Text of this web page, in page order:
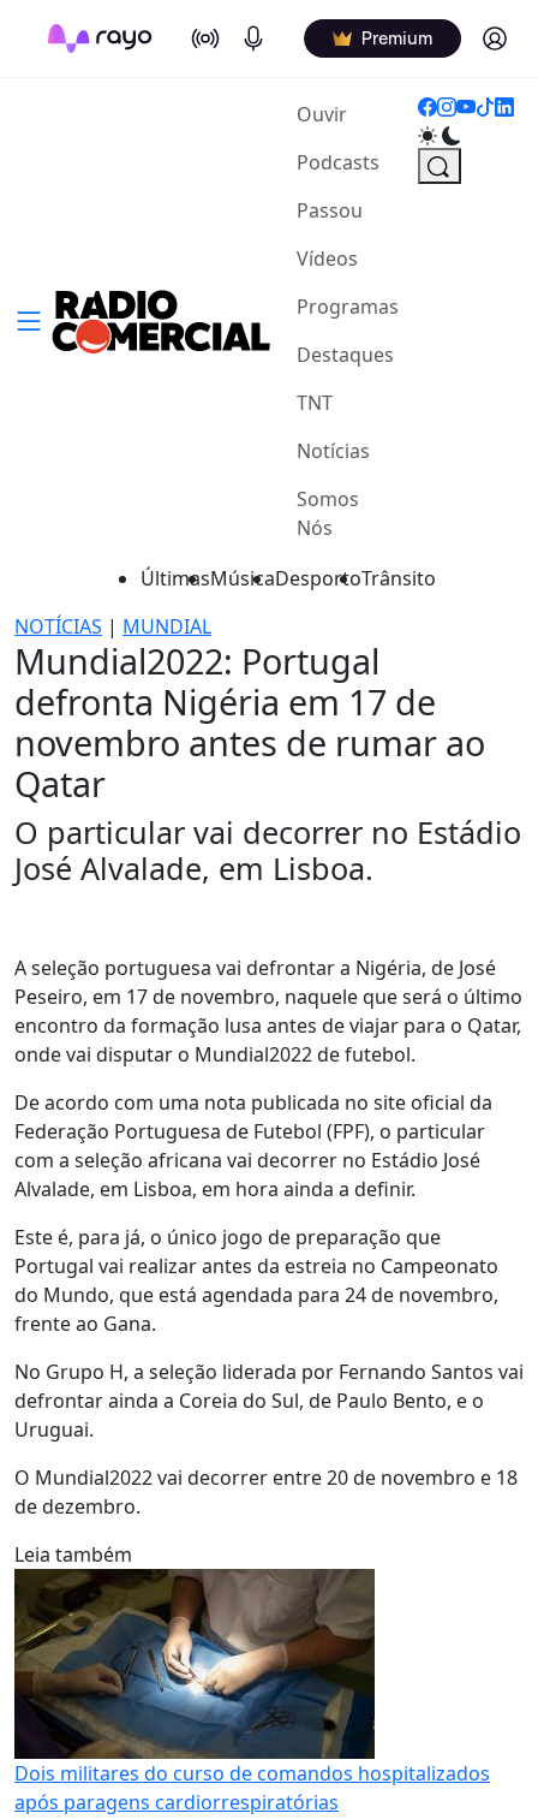
On Air Podcasts Premium Log in
Ouvir(current)
Podcasts
Passou
Vídeos
Programas
Destaques
TNT
Notícias
Somos
Nós
ÚltimasMúsicaDesportoTrânsito
NOTÍCIAS | MUNDIAL
Mundial2022: Portugal
defronta Nigéria em 17 de
novembro antes de rumar ao
Qatar
O particular vai decorrer no Estádio
José Alvalade, em Lisboa.
A seleção portuguesa vai defrontar a Nigéria, de José
Peseiro, em 17 de novembro, naquele que será o último
encontro da formação lusa antes de viajar para o Qatar,
onde vai disputar o Mundial2022 de futebol.
De acordo com uma nota publicada no site oficial da
Federação Portuguesa de Futebol (FPF), o particular
com a seleção africana vai decorrer no Estádio José
Alvalade, em Lisboa, em hora ainda a definir.
Este é, para já, o único jogo de preparação que
Portugal vai realizar antes da estreia no Campeonato
do Mundo, que está agendada para 24 de novembro,
frente ao Gana.
No Grupo H, a seleção liderada por Fernando Santos vai
defrontar ainda a Coreia do Sul, de Paulo Bento, e o
Uruguai.
O Mundial2022 vai decorrer entre 20 de novembro e 18
de dezembro.
Leia também
Dois militares do curso de comandos hospitalizados
após paragens cardiorrespiratórias